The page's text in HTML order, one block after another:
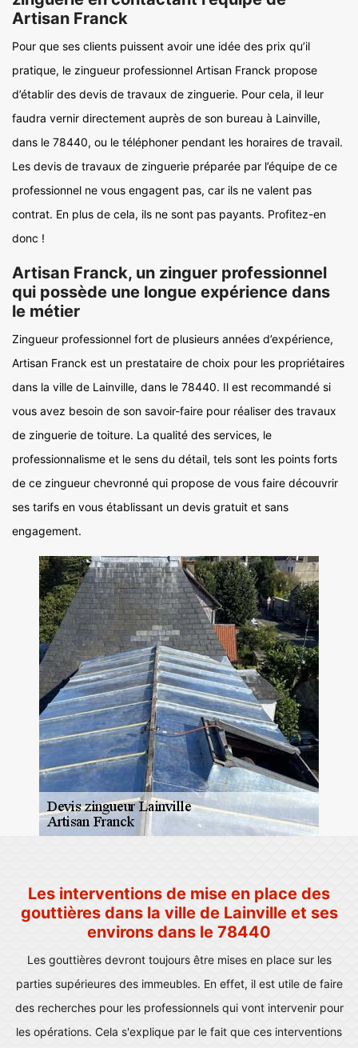
Artisan Franck
Pour que ses clients puissent avoir une idée des prix qu’il
pratique, le zingueur professionnel Artisan Franck propose
d’établir des devis de travaux de zinguerie. Pour cela, il leur
faudra vernir directement auprès de son bureau à Lainville,
dans le 78440, ou le téléphoner pendant les horaires de travail.
Les devis de travaux de zinguerie préparée par l’équipe de ce
professionnel ne vous engagent pas, car ils ne valent pas
contrat. En plus de cela, ils ne sont pas payants. Profitez-en
donc !
Artisan Franck, un zinguer professionnel
qui possède une longue expérience dans
le métier
Zingueur professionnel fort de plusieurs années d’expérience,
Artisan Franck est un prestataire de choix pour les propriétaires
dans la ville de Lainville, dans le 78440. Il est recommandé si
vous avez besoin de son savoir-faire pour réaliser des travaux
de zinguerie de toiture. La qualité des services, le
professionnalisme et le sens du détail, tels sont les points forts
de ce zingueur chevronné qui propose de vous faire découvrir
ses tarifs en vous établissant un devis gratuit et sans
engagement.
Les interventions de mise en place des
gouttières dans la ville de Lainville et ses
environs dans le 78440
Les gouttières devront toujours être mises en place sur les
parties supérieures des immeubles. En effet, il est utile de faire
des recherches pour les professionnels qui vont intervenir pour
les opérations. Cela s'explique par le fait que ces interventions